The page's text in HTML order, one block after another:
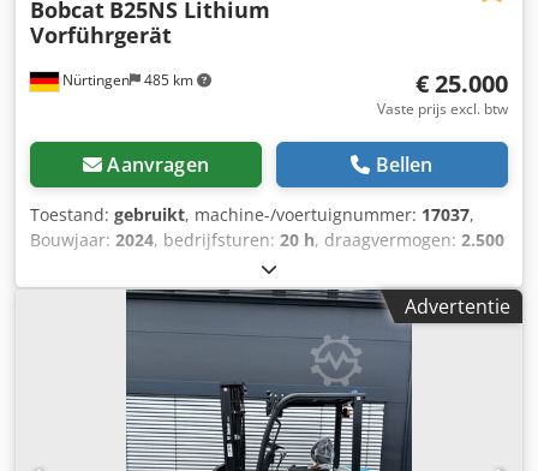
Nürtingen 485 km
Bobcat B25NS Lithium
Vorführgerät
€ 25.000
Vaste prijs excl. btw
Aanvragen Bellen
Toestand: gebruikt, machine-/voertuignummer: 17037,
Bouwjaar: 2024, bedrijfsturen: 20 h, draagvermogen: 2.500
, vrije hefhoogte:
ladingzwaartepunt:500 mm, brandstoftype:elektrisch,
, bouwhoogte:2.180 mm,
48 V , vorklengte:1.200 mm,
, achterbandmaat: 18X7-8
totaalgewicht:3.552 kg, 5141046 Serienummer: FBA47-
4880-01823 Specificaties batterij: 48V 600Ah lithium-ion
Dkjdpfx Asy Hau Ief Eor
Advertentie